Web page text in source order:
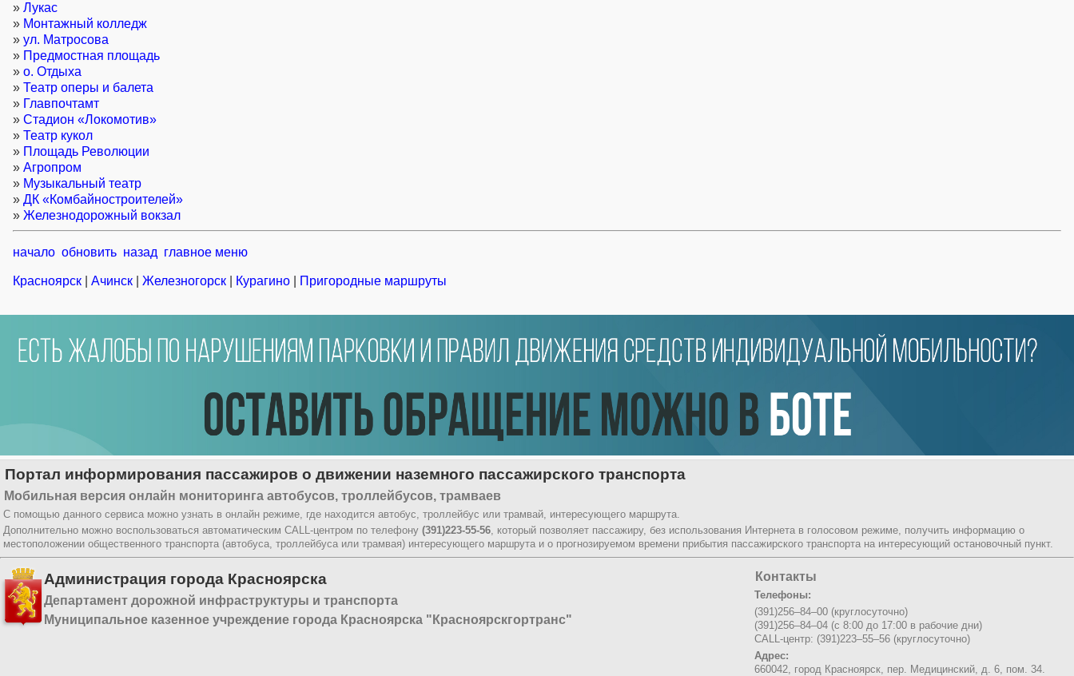
» Лукас
» Монтажный колледж
» ул. Матросова
» Предмостная площадь
» о. Отдыха
» Театр оперы и балета
» Главпочтамт
» Стадион «Локомотив»
» Театр кукол
» Площадь Революции
» Агропром
» Музыкальный театр
» ДК «Комбайностроителей»
» Железнодорожный вокзал
начало обновить назад главное меню
Красноярск Ачинск Железногорск Курагино Пригородные маршруты
Портал информирования пассажиров о движении наземного пассажирского транспорта
Мобильная версия онлайн мониторинга автобусов, троллейбусов, трамваев
С помощью данного сервиса можно узнать в онлайн режиме, где находится автобус, троллейбус или трамвай, интересующего маршрута.
Дополнительно можно воспользоваться автоматическим CALL-центром по телефону (391)223-55-56, который позволяет пассажиру, без использования Интернета в голосовом режиме, получить информацию о
местоположении общественного транспорта (автобуса, троллейбуса или трамвая) интересующего маршрута и о прогнозируемом времени прибытия пассажирского транспорта на интересующий остановочный пункт.
Администрация города Красноярска
Департамент дорожной инфраструктуры и транспорта
Муниципальное казенное учреждение города Красноярска "Красноярскгортранс"
Контакты
Телефоны:
(391)256–84–00 (круглосуточно)
(391)256–84–04 (с 8:00 до 17:00 в рабочие дни)
CALL-центр: (391)223–55–56 (круглосуточно)
Адрес:
660042, город Красноярск, пер. Медицинский, д. 6, пом. 34.